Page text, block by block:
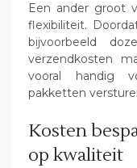
Een ander groot
flexibiliteit.
bijvoorbeeld
verzendkosten
vooral handig
pakketten
Kosten
op kwaliteit